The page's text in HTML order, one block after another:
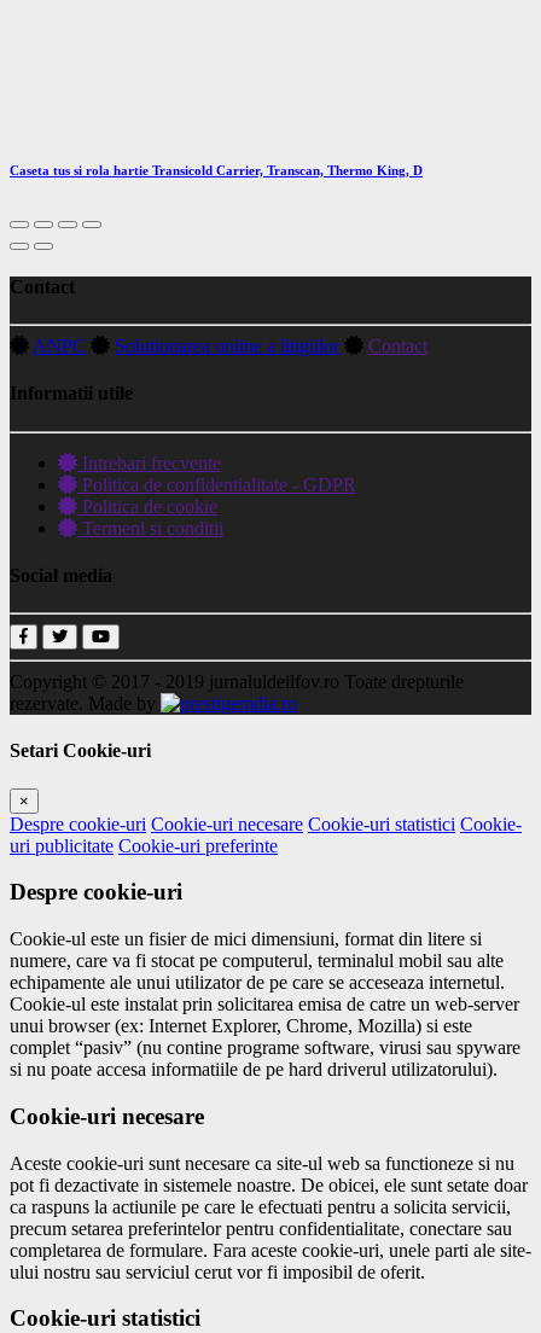
Caseta tus si rola hartie Transicold Carrier, Transcan, Thermo King, D
Contact
ANPC Solutionarea online a litigiilor Contact
Informatii utile
Intrebari frecvente
Politica de confidentialitate - GDPR
Politica de cookie
Termeni si conditii
Social media
Copyright © 2017 - 2019 jurnaluldeilfov.ro Toate drepturile
rezervate. Made by
Setari Cookie-uri
×
Despre cookie-uri Cookie-uri necesare Cookie-uri statistici Cookie-
uri publicitate Cookie-uri preferinte
Despre cookie-uri
Cookie-ul este un fisier de mici dimensiuni, format din litere si
numere, care va fi stocat pe computerul, terminalul mobil sau alte
echipamente ale unui utilizator de pe care se acceseaza internetul.
Cookie-ul este instalat prin solicitarea emisa de catre un web-server
unui browser (ex: Internet Explorer, Chrome, Mozilla) si este
complet “pasiv” (nu contine programe software, virusi sau spyware
si nu poate accesa informatiile de pe hard driverul utilizatorului).
Cookie-uri necesare
Aceste cookie-uri sunt necesare ca site-ul web sa functioneze si nu
pot fi dezactivate in sistemele noastre. De obicei, ele sunt setate doar
ca raspuns la actiunile pe care le efectuati pentru a solicita servicii,
precum setarea preferintelor pentru confidentialitate, conectare sau
completarea de formulare. Fara aceste cookie-uri, unele parti ale site-
ului nostru sau serviciul cerut vor fi imposibil de oferit.
Cookie-uri statistici